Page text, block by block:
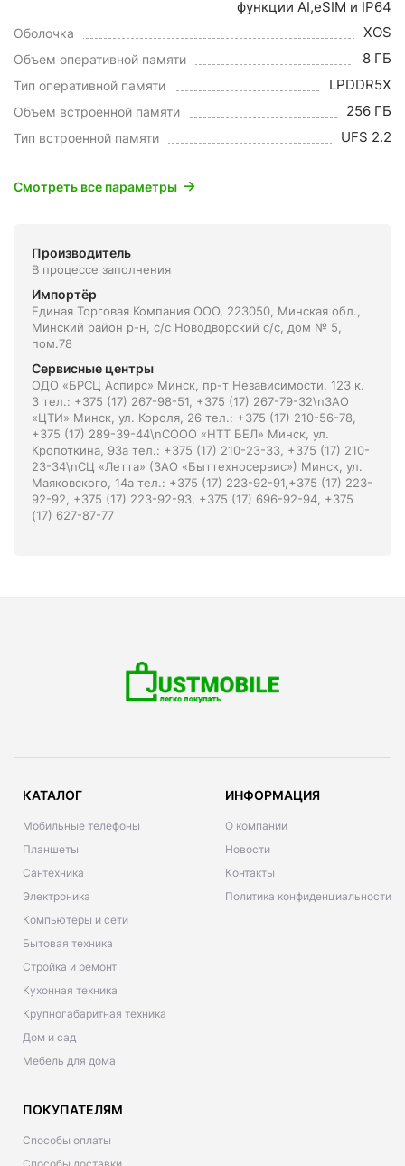
функции AI,eSIM и IP64.
Оболочка XOS
Объем оперативной памяти 8 ГБ
Тип оперативной памяти LPDDR5X
Объем встроенной памяти 256 ГБ
Тип встроенной памяти UFS 2.2
Смотреть все параметры
Производитель
В процессе заполнения
Импортёр
Единая Торговая Компания ООО, 223050, Минская обл.,
Минский район р-н, с/с Новодворский с/с, дом № 5,
пом.78
Сервисные центры
ОДО «БРСЦ Аспирс» Минск, пр-т Независимости, 123 к.
3 тел.: +375 (17) 267-98-51, +375 (17) 267-79-32\nЗАО
«ЦТИ» Минск, ул. Короля, 26 тел.: +375 (17) 210-56-78,
+375 (17) 289-39-44\nСООО «НТТ БЕЛ» Минск, ул.
Кропоткина, 93а тел.: +375 (17) 210-23-33, +375 (17) 210-
23-34\nСЦ «Летта» (ЗАО «Быттехносервис») Минск, ул.
Маяковского, 14а тел.: +375 (17) 223-92-91,+375 (17) 223-
92-92, +375 (17) 223-92-93, +375 (17) 696-92-94, +375
(17) 627-87-77
КАТАЛОГ
Мобильные телефоны
Планшеты
Сантехника
Электроника
Компьютеры и сети
Бытовая техника
Стройка и ремонт
Кухонная техника
Крупногабаритная техника
Дом и сад
Мебель для дома
ИНФОРМАЦИЯ
О компании
Новости
Контакты
Политика конфиденциальности
ПОКУПАТЕЛЯМ
Способы оплаты